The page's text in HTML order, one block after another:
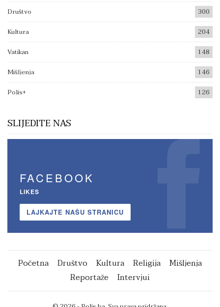
Društvo
300
Kultura
204
Vatikan
148
Mišljenja
146
Polis+
126
SLIJEDITE NAS
FACEBOOK
LIKES
LAJKAJTE NAŠU STRANICU
Početna Društvo Kultura Religija
Mišljenja
Reportaže
Intervjui